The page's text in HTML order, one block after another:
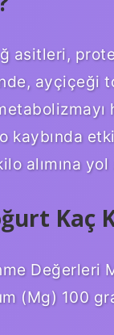
asitleri,
ayçiçeği
kaybında
alımına
Kaç
Değerleri
(Mg) 100